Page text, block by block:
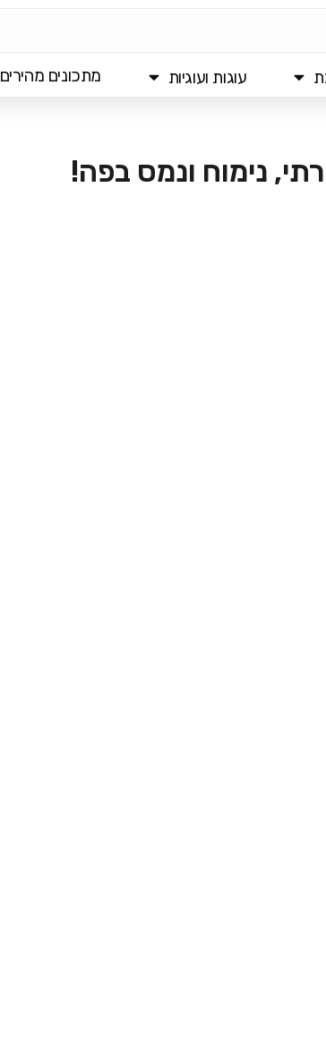
עוגות ועוגיות מתכונים מהירים
נימוח ונמס בפה!